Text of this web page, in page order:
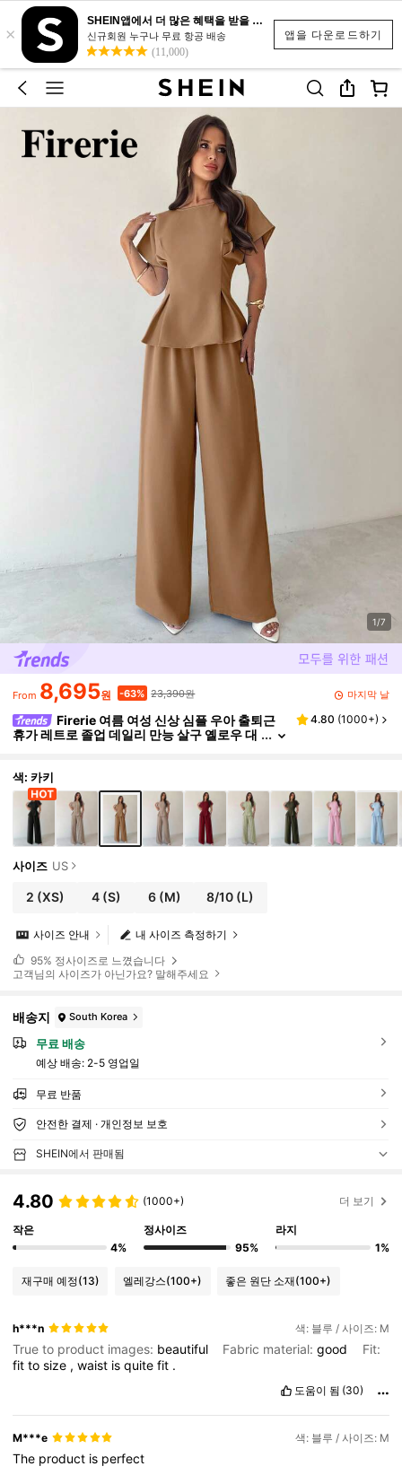
앱을 다운로드하기
×
SHEIN앱에서 더 많은 혜택을 받을 수 있어요.
신규회원 누구나 무료 항공 배송
(11,000)
1/7
From 8,695원 -63% 23,390원 마지막 날
Firerie 여름 여성 신상 심플 우아 출퇴근
휴가 레트로 졸업 데일리 만능 살구 옐로우 대
세트, 선생님 의상, 레트로 스타일, 여성 오피스룩,
오피스, 공항 의상, 여행 의상 공항, 외출 의상
4.80 (1000+)
색: 카키
사이즈 US
2 (XS) 4(S) 6(M) 8/10 (L)
내 사이즈 측정하기
사이즈 안내
95% 정사이즈로 느꼈습니다
고객님의 사이즈가 아닌가요? 말해주세요
배송지 South Korea
무료 배송
예상 배송: 2-5 영업일
무료 반품
안전한 결제 · 개인정보 보호
SHEIN에서 판매됨
4.80 (1000+) 더 보기
작은
4%
정사이즈
95%
라지
1%
재구매 예정(13) 엘레강스(100+) 좋은 원단 소재(100+)
h***n 색: 블루 / 사이즈: M
True to product images: beautiful Fabric material:good
Fit:
fittosize ,waist isquitefit .
도움이 됨 (30)
M***e 색: 블루 / 사이즈: M
The product is perfect